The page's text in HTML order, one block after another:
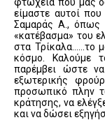
είμαστε αυτοί
Σαμαράς Α., όπως
«κατέβασμα» του
στα Τρίκαλα……το
κόσμο. Καλούμε
παρέμβει ώστε
εξωτερικής
προσωπικό πλην
κράτησης, να
και να δώσει